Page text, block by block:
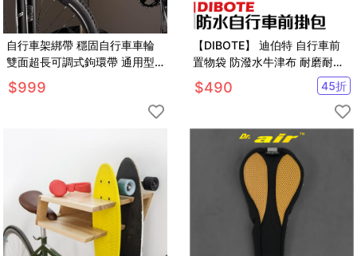
自行車架綁帶 穩固自行車車輪
雙面超長可調式鉤環帶 通用型
自行車 2件組
$999
【DIBOTE】 迪伯特 自行車前
置物袋 防潑水牛津布 耐磨耐用
自行車袋 車前袋 單車包
$490 45折